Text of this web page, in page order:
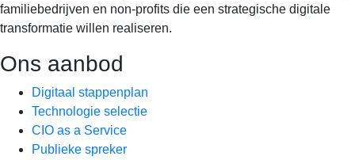
familiebedrijven en non-profits die een strategische digitale
transformatie willen realiseren.
Ons aanbod
Digitaal stappenplan
Technologie selectie
CIO as a Service
Publieke spreker